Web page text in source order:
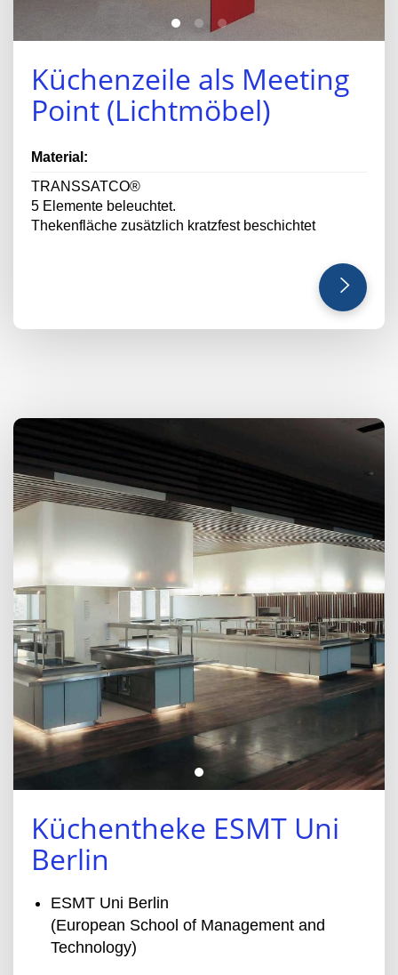
Küchenzeile als Meeting
Point (Lichtmöbel)
Material:
TRANSSATCO®
5 Elemente beleuchtet.
Thekenfläche zusätzlich kratzfest beschichtet
Küchentheke ESMT Uni
Berlin
ESMT Uni Berlin
(European School of Management and
Technology)